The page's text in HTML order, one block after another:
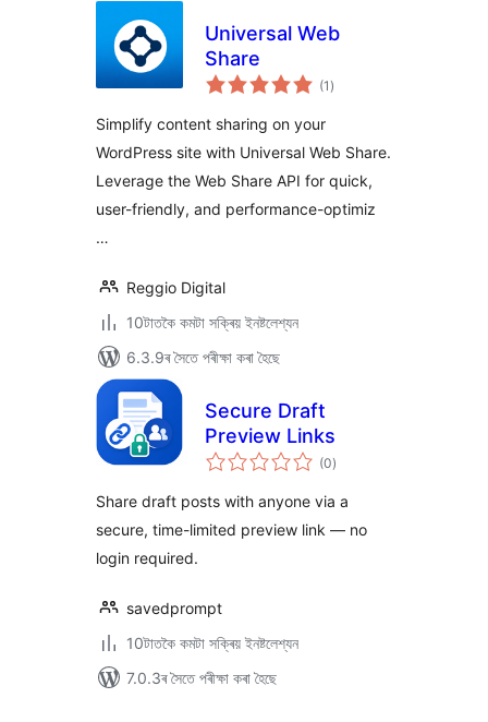
Universal Web
Share
(1 টা
মুঠ)
Simplify content sharing on your
WordPress site with Universal Web Share.
Leverage the Web Share API for quick,
user-friendly, and performance-optimiz
…
Reggio Digital
10টাতকৈ কমটা সক্ৰিয় ইনষ্টলেশ্যন
6.3.9ৰ সৈতে পৰীক্ষা কৰা হৈছে
Secure Draft
Preview Links
(0টা
মুঠ)
Share draft posts with anyone via a
secure, time-limited preview link — no
login required.
savedprompt
10টাতকৈ কমটা সক্ৰিয় ইনষ্টলেশ্যন
7.0.3ৰ সৈতে পৰীক্ষা কৰা হৈছে